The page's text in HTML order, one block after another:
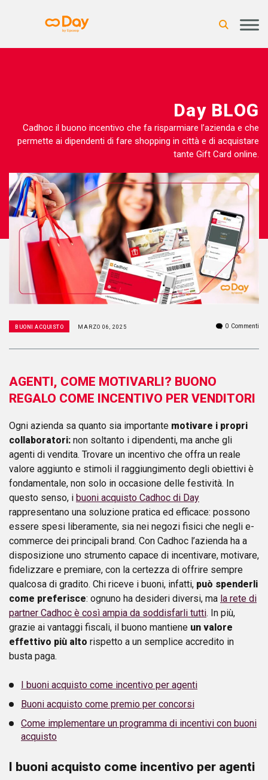
Day BLOG
Cadhoc il buono incentivo che fa risparmiare l’azienda e che
permette ai dipendenti di fare shopping in città e di acquistare
tante Gift Card online.
BUONI ACQUISTO MARZO 06, 2025 0 Commenti
AGENTI, COME MOTIVARLI? BUONO
REGALO COME INCENTIVO PER VENDITORI
Ogni azienda sa quanto sia importante motivare i propri
collaboratori: non soltanto i dipendenti, ma anche gli
agenti di vendita. Trovare un incentivo che offra un reale
valore aggiunto e stimoli il raggiungimento degli obiettivi è
fondamentale, non solo in occasione delle festività. In
questo senso, i buoni acquisto Cadhoc di Day
rappresentano una soluzione pratica ed efficace: possono
essere spesi liberamente, sia nei negozi fisici che negli e-
commerce dei principali brand. Con Cadhoc l’azienda ha a
disposizione uno strumento capace di incentivare, motivare,
fidelizzare e premiare, con la certezza di offrire sempre
qualcosa di gradito. Chi riceve i buoni, infatti, può spenderli
come preferisce: ognuno ha desideri diversi, ma la rete di
partner Cadhoc è così ampia da soddisfarli tutti. In più,
grazie ai vantaggi fiscali, il buono mantiene un valore
effettivo più alto rispetto a un semplice accredito in
busta paga.
I buoni acquisto come incentivo per agenti
Buoni acquisto come premio per concorsi
Come implementare un programma di incentivi con buoni
acquisto
I buoni acquisto come incentivo per agenti